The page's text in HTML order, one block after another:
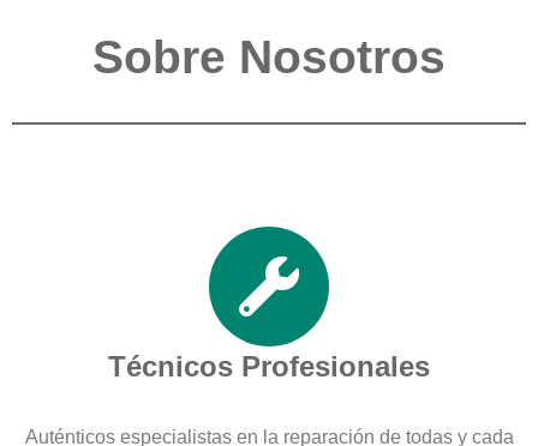
Sobre Nosotros
Técnicos Profesionales
Auténticos especialistas en la reparación de todas y cada